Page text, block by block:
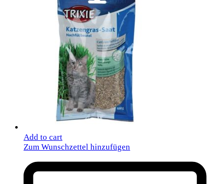
Add to cart
Zum Wunschzettel hinzufügen